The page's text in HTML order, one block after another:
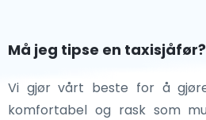
Må jeg tipse en taxisjåfør?
Vi gjør vårt beste for å
komfortabel og rask som